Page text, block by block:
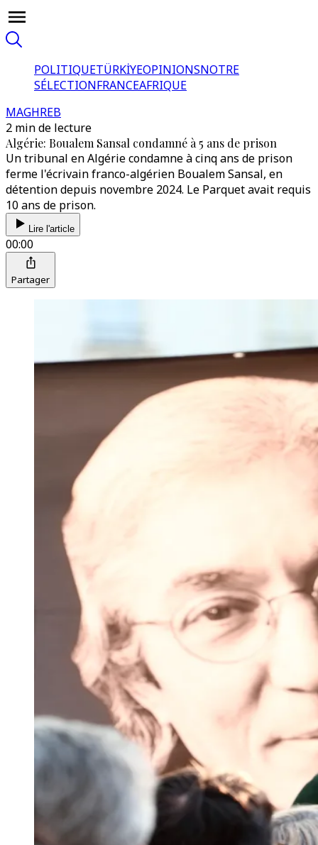
POLITIQUETÜRKİYEOPINIONSNOTRE
SÉLECTIONFRANCEAFRIQUE
MAGHREB
2 min de lecture
Algérie: Boualem Sansal condamné à 5 ans de prison
Un tribunal en Algérie condamne à cinq ans de prison
ferme l'écrivain franco-algérien Boualem Sansal, en
détention depuis novembre 2024. Le Parquet avait requis
10 ans de prison.
Lire l'article
00:00
Partager